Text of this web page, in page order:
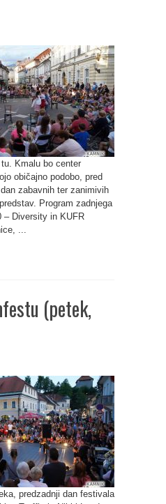
Kmalu bo center
običajno podobo, pred
zabavnih ter zanimivih
Program zadnjega
– Diversity in KUFR
...
(petek,
predzadnji dan festivala